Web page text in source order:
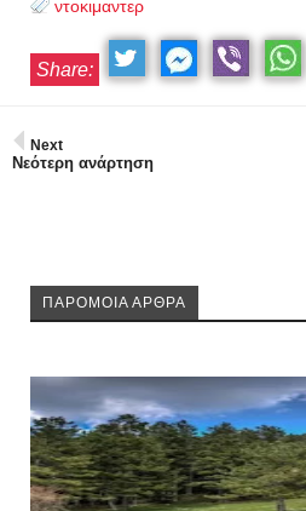
ντοκιμαντερ
Share:
Next
Νεότερη ανάρτηση
ΠΑΡΟΜΟΙΑ ΑΡΘΡΑ